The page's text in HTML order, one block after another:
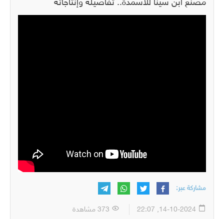
مصنع ابن سينا للأسمدة.. تفاصيله وإنتاجاته
مشاركة عبر: